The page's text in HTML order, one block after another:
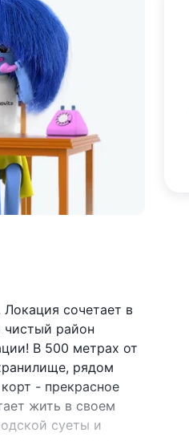
сочетает в
чистый район
В 500 метрах от
рядом
- прекрасное
жить в своем
суеты и